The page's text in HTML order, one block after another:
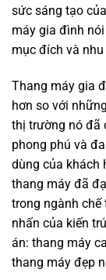
sức sáng tạo
máy gia đình
mục đích và
Thang máy gia
hơn so với
thị trường nó đã
phong phú và
dùng của khách
thang máy đã
trong ngành chế
nhấn của kiến
án: thang máy
thang máy đẹp